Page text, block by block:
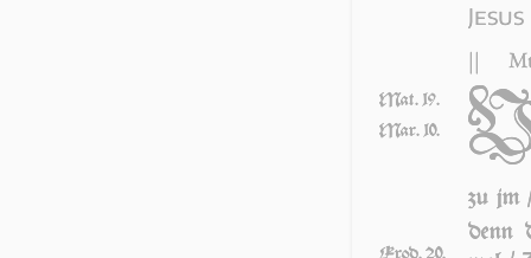
||
Mat. 19.
Mar. 10.
Exod. 20.
zu jm
denn